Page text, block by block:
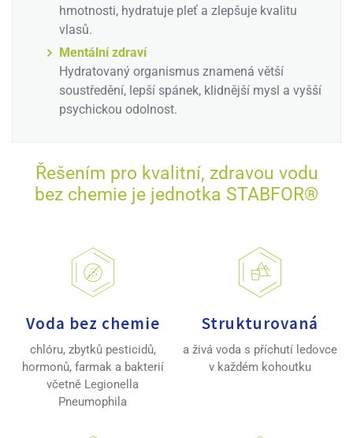
hmotnosti, hydratuje pleť a zlepšuje kvalitu
vlasů.
Mentální zdraví
Hydratovaný organismus znamená větší
soustředění, lepší spánek, klidnější mysl a vyšší
psychickou odolnost.
Řešením pro kvalitní, zdravou vodu
bez chemie je jednotka STABFOR®
Voda bez chemie
chlóru, zbytků pesticidů,
hormonů, farmak a bakterií
včetně Legionella
Pneumophila
Strukturovaná
a živá voda s příchutí ledovce
v každém kohoutku